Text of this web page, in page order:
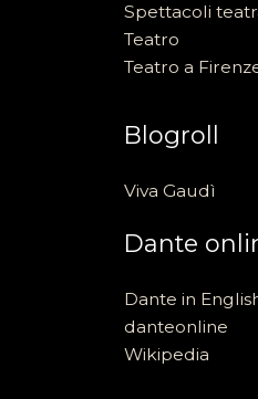
Spettacoli
Teatro
Teatro a
Blogroll
Viva Gaudì
Dante
Dante in
danteonline
Wikipedia